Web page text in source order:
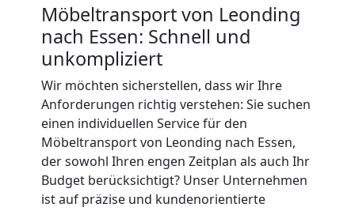
Möbeltransport von Leonding
nach Essen: Schnell und
unkompliziert
Wir möchten sicherstellen, dass wir Ihre
Anforderungen richtig verstehen: Sie suchen
einen individuellen Service für den
Möbeltransport von Leonding nach Essen,
der sowohl Ihren engen Zeitplan als auch Ihr
Budget berücksichtigt? Unser Unternehmen
ist auf präzise und kundenorientierte
Leonding
Umzug
Leonding